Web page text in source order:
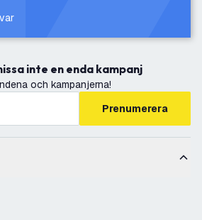
inte en enda kampanj
och kampanjerna!
Prenumerera